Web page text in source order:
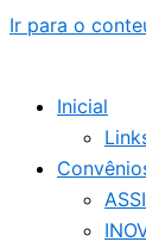
Ir para o
Inicial